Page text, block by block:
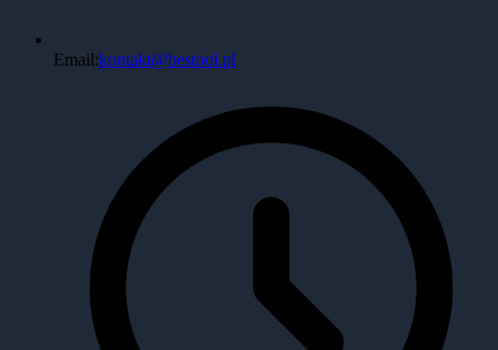
Email:kontakt@bestool.pl